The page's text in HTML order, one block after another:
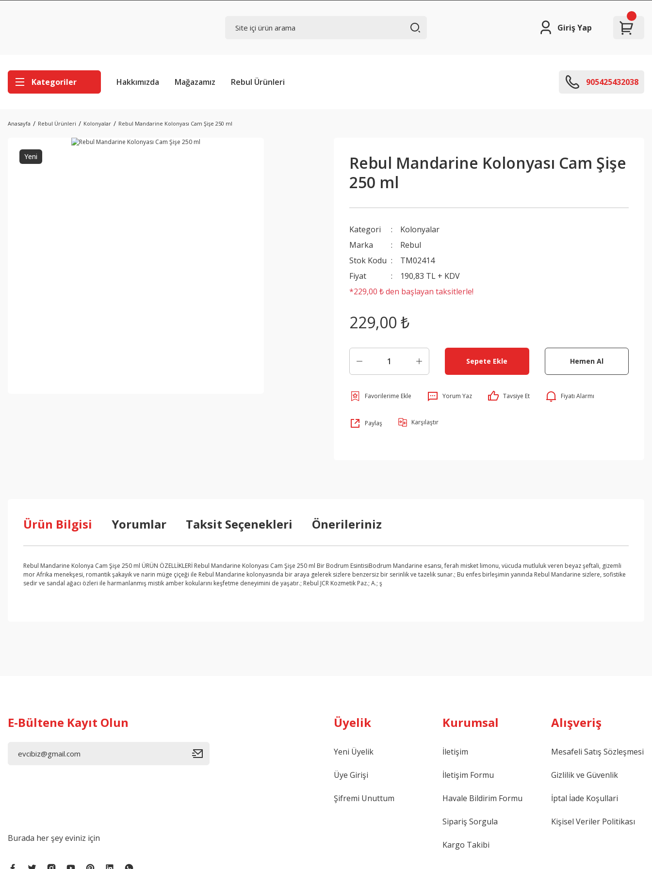
Giriş Yap
Kategoriler Hakkımızda Mağazamız Rebul Ürünleri 905425432038
Anasayfa Rebul Ürünleri Kolonyalar Rebul Mandarine Kolonyası Cam Şişe 250 ml
Yeni
Rebul Mandarine Kolonyası Cam Şişe
250 ml
Kategori
Kolonyalar
Marka
Rebul
Stok Kodu
TM02414
Fiyat
190,83 TL + KDV
*229,00 ₺ den başlayan taksitlerle!
229,00 ₺
Sepete Ekle Hemen Al
Yorum Yaz Tavsiye Et Fiyatı Alarmı
Paylaş Karşılaştır
Ürün Bilgisi Yorumlar Taksit Seçenekleri Önerileriniz
Rebul Mandarine Kolonya Cam Şişe 250 ml ÜRÜN ÖZELLİKLERİ Rebul Mandarine Kolonyası Cam Şişe 250 ml Bir Bodrum EsintisiBodrum Mandarine esansı, ferah misket limonu, vücuda mutluluk veren beyaz şeftali, gizemli
mor Afrika menekşesi, romantik şakayık ve narin müge çiçeği ile Rebul Mandarine kolonyasında bir araya gelerek sizlere benzersiz bir serinlik ve tazelik sunar.; Bu enfes birleşimin yanında Rebul Mandarine sizlere, sofistike
sedir ve sandal ağacı özleri ile harmanlanmış mistik amber kokularını keşfetme deneyimini de yaşatır.; Rebul JCR Kozmetik Paz.; A.; ş
E-Bültene Kayıt Olun
Burada her şey eviniz için
Üyelik
Yeni Üyelik
Üye Girişi
Şifremi Unuttum
Kurumsal
İletişim
İletişim Formu
Havale Bildirim Formu
Sipariş Sorgula
Kargo Takibi
Alışveriş
Mesafeli Satış Sözleşmesi
Gizlilik ve Güvenlik
İptal İade Koşullari
Kişisel Veriler Politikası